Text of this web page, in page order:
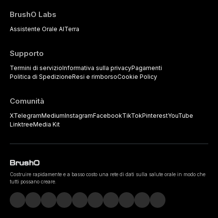
BrushO Labs
Assistente Orale AITerra
Supporto
Termini di servizioInformativa sulla privacyPagamenti
Politica di SpedizioneResi e rimborsoCookie Policy
Comunità
XTelegramMediumInstagramFacebookTikTokPinterestYouTube
LinktreeMedia Kit
Costruire rapidamente e a basso costo una rete di dati sulla salute orale in modo che
tutti possano creare.